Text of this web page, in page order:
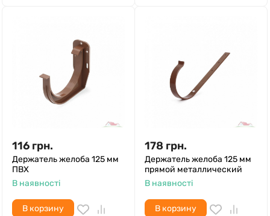
116 грн.
Держатель желоба 125 мм
ПВХ
В наявності
В корзину
178 грн.
Держатель желоба 125 мм
прямой металлический
В наявності
В корзину